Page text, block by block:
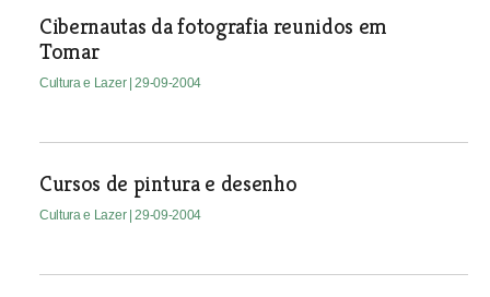
Cibernautas da fotografia reunidos em
Tomar
Cultura e Lazer | 29-09-2004
Cursos de pintura e desenho
Cultura e Lazer | 29-09-2004